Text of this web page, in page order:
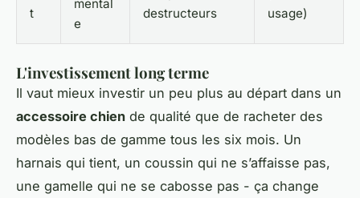
t
mental
e
destructeurs
usage)
L'investissement long terme
Il vaut mieux investir un peu plus au départ dans un
accessoire chien de qualité que de racheter des
modèles bas de gamme tous les six mois. Un
harnais qui tient, un coussin qui ne s’affaisse pas,
une gamelle qui ne se cabosse pas - ça change